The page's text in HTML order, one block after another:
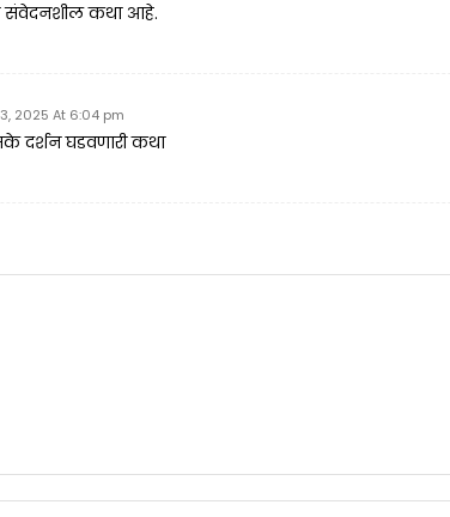
संवेदनशील कथा आहे.
2025 At 6:04 pm
दर्शन घडवणारी कथा